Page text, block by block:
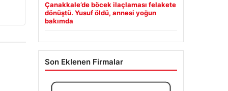
Çanakkale’de böcek ilaçlaması felakete
dönüştü. Yusuf öldü, annesi yoğun
bakımda
Son Eklenen Firmalar